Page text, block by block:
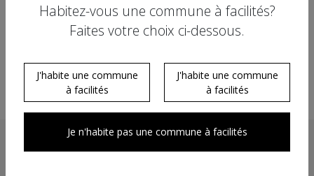
Sources externes
Loi sur l'emploi des langues en matière administrative
Loi provinciale, article 5bis
Pourquoi un adjoint du gouverneur?
Habitez-vous une commune à facilités?
Faites votre choix ci-dessous.
J'habite une commune
à facilités
J'habite une commune
à facilités
Je n'habite pas une commune à facilités